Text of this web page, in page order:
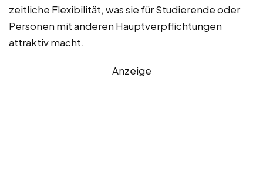
zeitliche Flexibilität, was sie für Studierende oder
Personen mit anderen Hauptverpflichtungen
attraktiv macht.
Anzeige